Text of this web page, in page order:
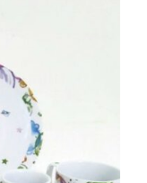
DÉTAILS